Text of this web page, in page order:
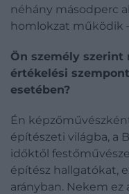
néhány másodperc
homlokzat működik
Ön személy
értékelési
esetében?
Én
építészeti világba, a
időktől
építész hallgatókat,
arányban. Nekem